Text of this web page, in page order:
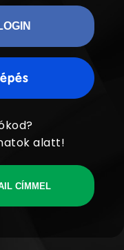
alatt!
CÍMMEL